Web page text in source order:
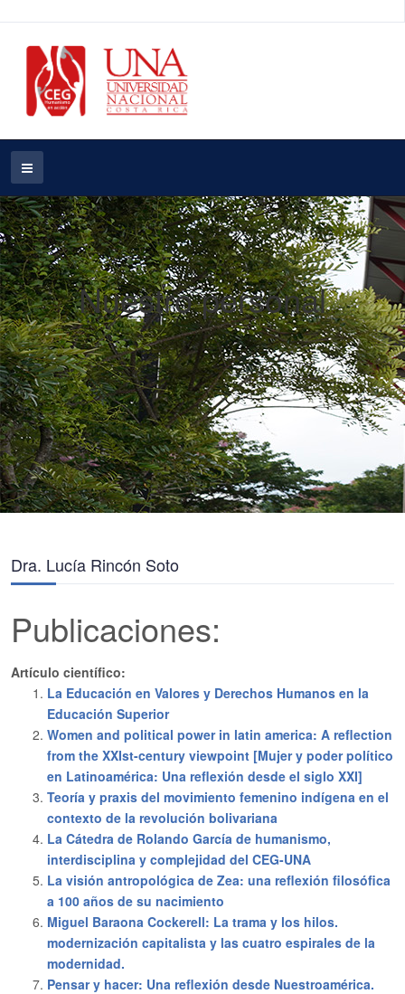
Nuestro personal
Dra. Lucía Rincón Soto
Publicaciones:
Artículo científico:
La Educación en Valores y Derechos Humanos en la
Educación Superior
Women and political power in latin america: A reflection
from the XXIst-century viewpoint [Mujer y poder político
en Latinoamérica: Una reflexión desde el siglo XXI]
Teoría y praxis del movimiento femenino indígena en el
contexto de la revolución bolivariana
La Cátedra de Rolando García de humanismo,
interdisciplina y complejidad del CEG-UNA
La visión antropológica de Zea: una reflexión filosófica
a 100 años de su nacimiento
Miguel Baraona Cockerell: La trama y los hilos.
modernización capitalista y las cuatro espirales de la
modernidad.
Pensar y hacer: Una reflexión desde Nuestroamérica.